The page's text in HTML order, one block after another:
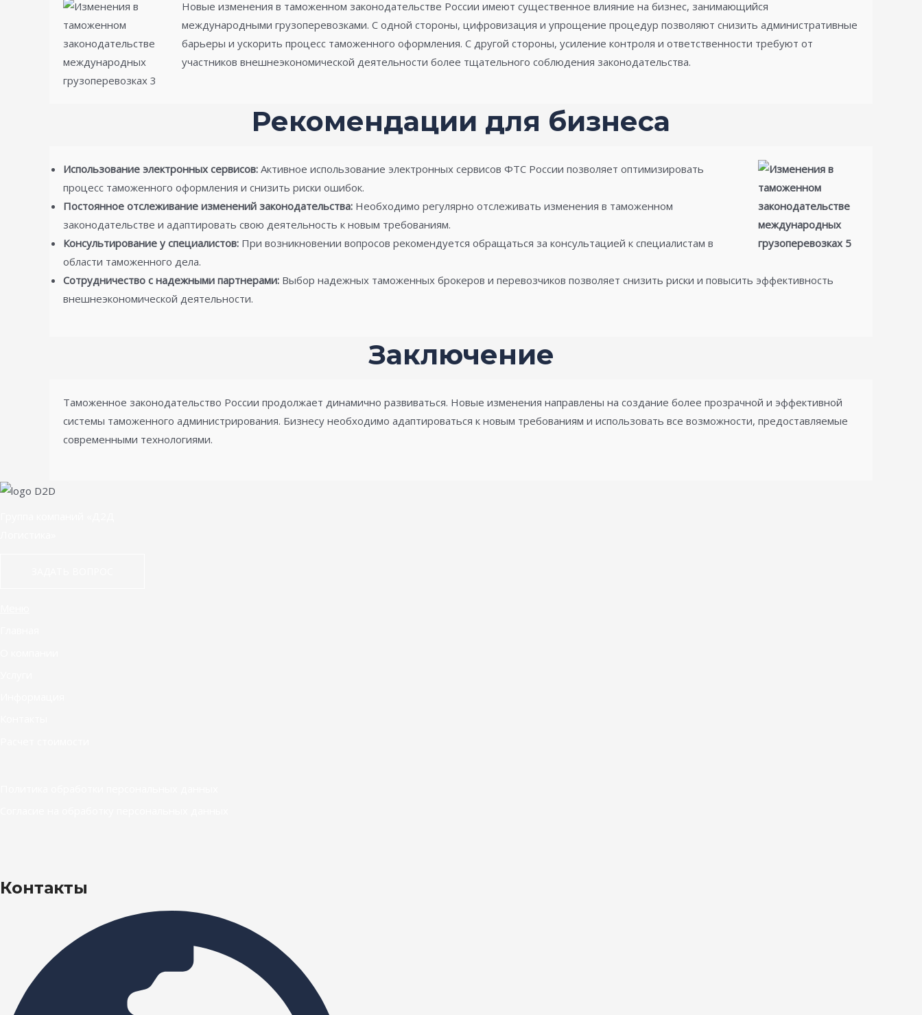
Новые изменения в таможенном законодательстве России имеют существенное влияние на бизнес, занимающийся
международными грузоперевозками. С одной стороны, цифровизация и упрощение процедур позволяют снизить административные
барьеры и ускорить процесс таможенного оформления. С другой стороны, усиление контроля и ответственности требуют от
участников внешнеэкономической деятельности более тщательного соблюдения законодательства.
Рекомендации для бизнеса
Использование электронных сервисов: Активное использование электронных сервисов ФТС России позволяет оптимизировать
процесс таможенного оформления и снизить риски ошибок.
Постоянное отслеживание изменений законодательства: Необходимо регулярно отслеживать изменения в таможенном
законодательстве и адаптировать свою деятельность к новым требованиям.
Консультирование у специалистов: При возникновении вопросов рекомендуется обращаться за консультацией к специалистам в
области таможенного дела.
Сотрудничество с надежными партнерами: Выбор надежных таможенных брокеров и перевозчиков позволяет снизить риски и повысить эффективность
внешнеэкономической деятельности.
Заключение
Таможенное законодательство России продолжает динамично развиваться. Новые изменения направлены на создание более прозрачной и эффективной
системы таможенного администрирования. Бизнесу необходимо адаптироваться к новым требованиям и использовать все возможности, предоставляемые
современными технологиями.
Контакты